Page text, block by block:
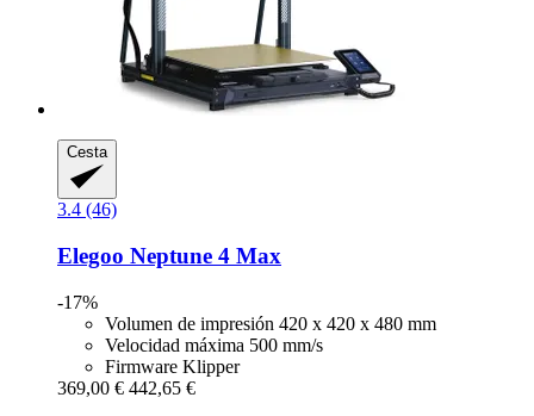
Cesta
3.4 (46)
Elegoo Neptune 4 Max
-17%
Volumen de impresión 420 x 420 x 480 mm
Velocidad máxima 500 mm/s
Firmware Klipper
369,00 € 442,65 €